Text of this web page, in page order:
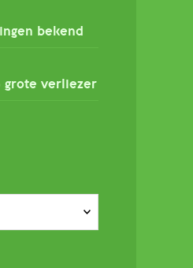
bekend
grote verliezer